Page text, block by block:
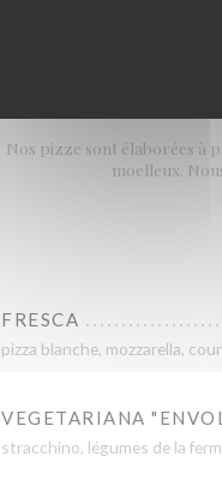
Nos pizze sont élaborées à
moelleux.
FRESCA
pizza blanche, mozzarella,
VEGETARIANA
stracchino, légumes de la